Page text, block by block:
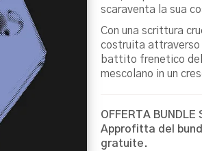
scaraventa la sua
Con una scrittura
costruita attraverso
battito frenetico
mescolano in un
OFFERTA
Approfitta del
gratuite.